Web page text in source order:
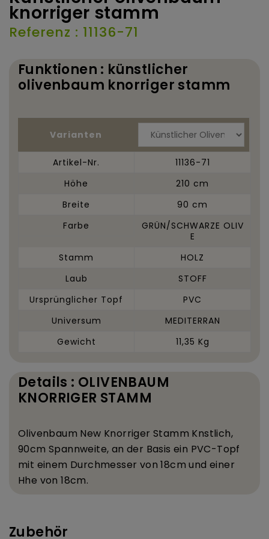
knorriger stamm
Referenz : 11136-71
Funktionen : künstlicher
olivenbaum knorriger stamm
Varianten
Artikel-Nr.
11136-71
Höhe
210 cm
Breite
90 cm
Farbe
GRÜN/SCHWARZE OLIV
E
Stamm
HOLZ
Laub
STOFF
Ursprünglicher Topf
PVC
Universum
MEDITERRAN
Gewicht
11,35 Kg
Details : OLIVENBAUM
KNORRIGER STAMM
Olivenbaum New Knorriger Stamm Knstlich,
90cm Spannweite, an der Basis ein PVC-Topf
mit einem Durchmesser von 18cm und einer
Hhe von 18cm.
Zubehör